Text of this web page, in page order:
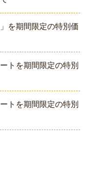
を期間限定の特別価
トを期間限定の特別
トを期間限定の特別